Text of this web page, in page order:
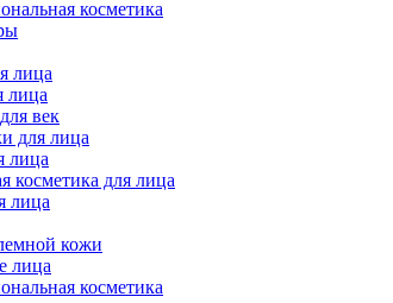
косметика
лица
лица
век
для лица
лица
косметика для лица
лица
кожи
лица
косметика